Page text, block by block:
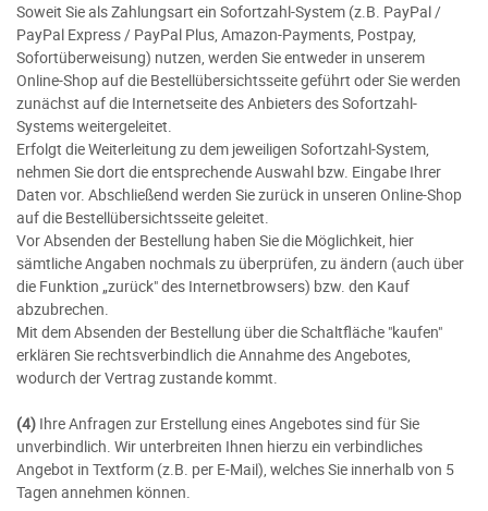
Soweit Sie als Zahlungsart ein Sofortzahl-System (z.B. PayPal /
PayPal Express / PayPal Plus, Amazon-Payments, Postpay,
Sofortüberweisung) nutzen, werden Sie entweder in unserem
Online-Shop auf die Bestellübersichtsseite geführt oder Sie werden
zunächst auf die Internetseite des Anbieters des Sofortzahl-
Systems weitergeleitet.
Erfolgt die Weiterleitung zu dem jeweiligen Sofortzahl-System,
nehmen Sie dort die entsprechende Auswahl bzw. Eingabe Ihrer
Daten vor. Abschließend werden Sie zurück in unseren Online-Shop
auf die Bestellübersichtsseite geleitet.
Vor Absenden der Bestellung haben Sie die Möglichkeit, hier
sämtliche Angaben nochmals zu überprüfen, zu ändern (auch über
die Funktion „zurück" des Internetbrowsers) bzw. den Kauf
abzubrechen.
Mit dem Absenden der Bestellung über die Schaltfläche "kaufen"
erklären Sie rechtsverbindlich die Annahme des Angebotes,
wodurch der Vertrag zustande kommt.
(4) Ihre Anfragen zur Erstellung eines Angebotes sind für Sie
unverbindlich. Wir unterbreiten Ihnen hierzu ein verbindliches
Angebot in Textform (z.B. per E-Mail), welches Sie innerhalb von 5
Tagen annehmen können.